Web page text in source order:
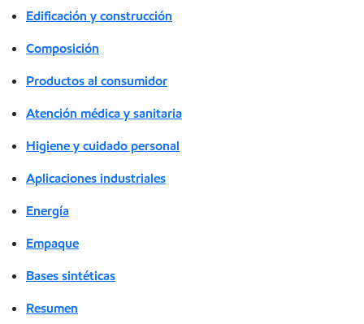
Edificación y construcción
Composición
Productos al consumidor
Atención médica y sanitaria
Higiene y cuidado personal
Aplicaciones industriales
Energía
Empaque
Bases sintéticas
Resumen